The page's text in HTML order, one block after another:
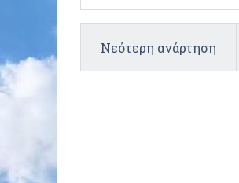
Νεότερη ανάρτηση